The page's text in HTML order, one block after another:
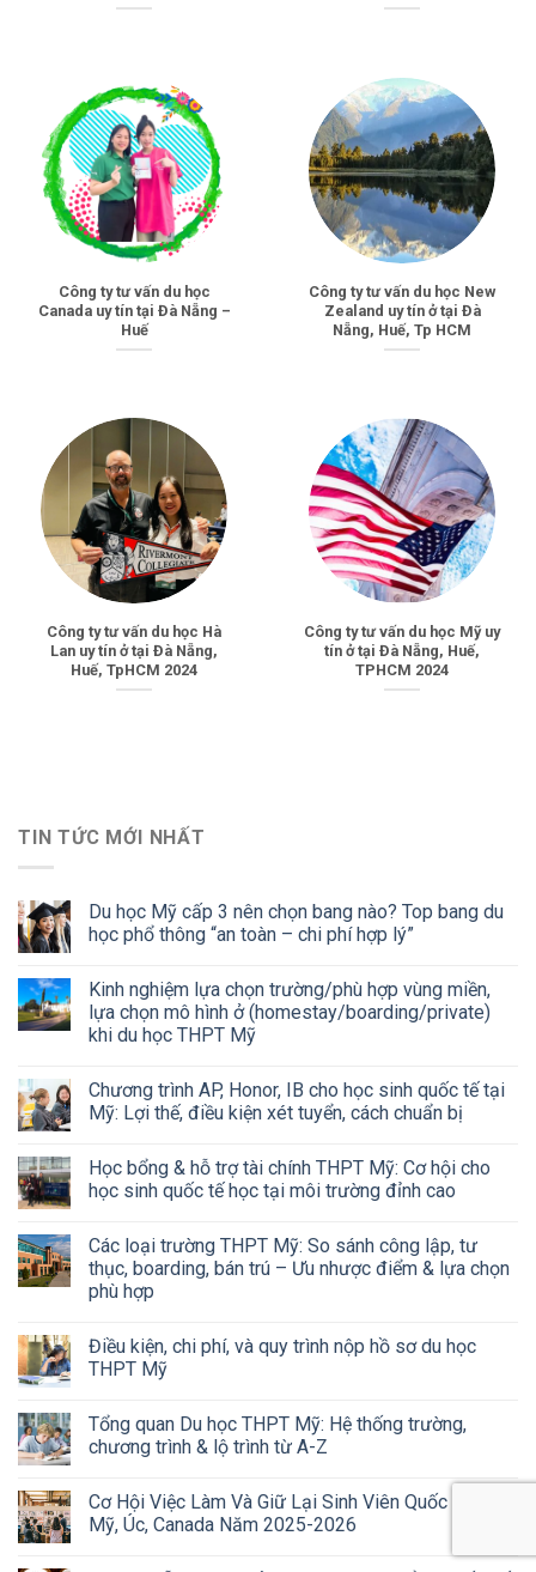
Công ty tư vấn du học
Canada uy tín tại Đà Nẵng –
Huế
Công ty tư vấn du học New
Zealand uy tín ở tại Đà
Nẵng, Huế, Tp HCM
Công ty tư vấn du học Hà
Lan uy tín ở tại Đà Nẵng,
Huế, TpHCM 2024
Công ty tư vấn du học Mỹ uy
tín ở tại Đà Nẵng, Huế,
TPHCM 2024
TIN TỨC MỚI NHẤT
Du học Mỹ cấp 3 nên chọn bang nào? Top bang du
học phổ thông “an toàn – chi phí hợp lý”
Kinh nghiệm lựa chọn trường/phù hợp vùng miền,
lựa chọn mô hình ở (homestay/boarding/private)
khi du học THPT Mỹ
Chương trình AP, Honor, IB cho học sinh quốc tế tại
Mỹ: Lợi thế, điều kiện xét tuyển, cách chuẩn bị
Học bổng & hỗ trợ tài chính THPT Mỹ: Cơ hội cho
học sinh quốc tế học tại môi trường đỉnh cao
Các loại trường THPT Mỹ: So sánh công lập, tư
thục, boarding, bán trú – Ưu nhược điểm & lựa chọn
phù hợp
Điều kiện, chi phí, và quy trình nộp hồ sơ du học
THPT Mỹ
Tổng quan Du học THPT Mỹ: Hệ thống trường,
chương trình & lộ trình từ A-Z
Cơ Hội Việc Làm Và Giữ Lại Sinh Viên Quốc Tế Tại
Mỹ, Úc, Canada Năm 2025-2026